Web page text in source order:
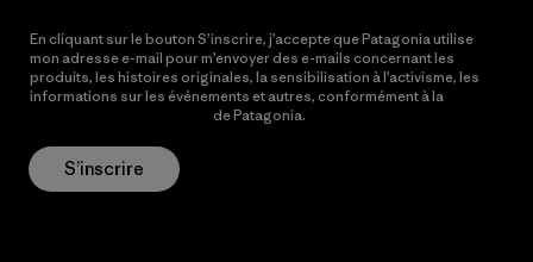
En cliquant sur le bouton S’inscrire, j’accepte que Patagonia utilise
mon adresse e-mail pour m’envoyer des e-mails concernant les
produits, les histoires originales, la sensibilisation à l’activisme, les
informations sur les événements et autres, conformément à la
de Patagonia.
S’inscrire